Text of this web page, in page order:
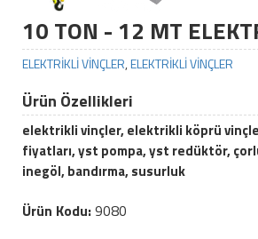
10 TON - 12 MT
ELEKTRİKLİ VİNÇLER,ELEKTRİKLİ VİNÇLER
Ürün Özellikleri
elektrikli vinçler, elektrikli köprü
fiyatları, yst pompa, yst redüktör,
inegöl, bandırma, susurluk
Ürün Kodu:9080